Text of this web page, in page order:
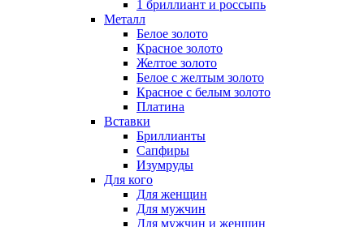
1 бриллиант и россыпь
Металл
Белое золото
Красное золото
Желтое золото
Белое с желтым золото
Красное с белым золото
Платина
Вставки
Бриллианты
Сапфиры
Изумруды
Для кого
Для женщин
Для мужчин
Для мужчин и женщин